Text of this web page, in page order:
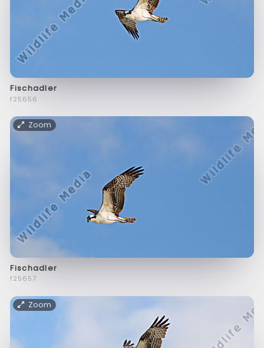
Fischadler
f25656
Zoom
Fischadler
f25657
Zoom